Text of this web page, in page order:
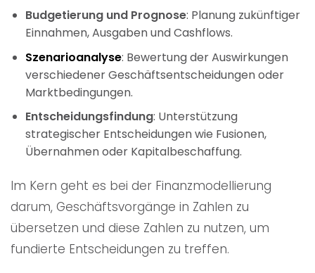
Budgetierung und Prognose: Planung zukünftiger
Einnahmen, Ausgaben und Cashflows.
Szenarioanalyse: Bewertung der Auswirkungen
verschiedener Geschäftsentscheidungen oder
Marktbedingungen.
Entscheidungsfindung: Unterstützung
strategischer Entscheidungen wie Fusionen,
Übernahmen oder Kapitalbeschaffung.
Im Kern geht es bei der Finanzmodellierung
darum, Geschäftsvorgänge in Zahlen zu
übersetzen und diese Zahlen zu nutzen, um
fundierte Entscheidungen zu treffen.